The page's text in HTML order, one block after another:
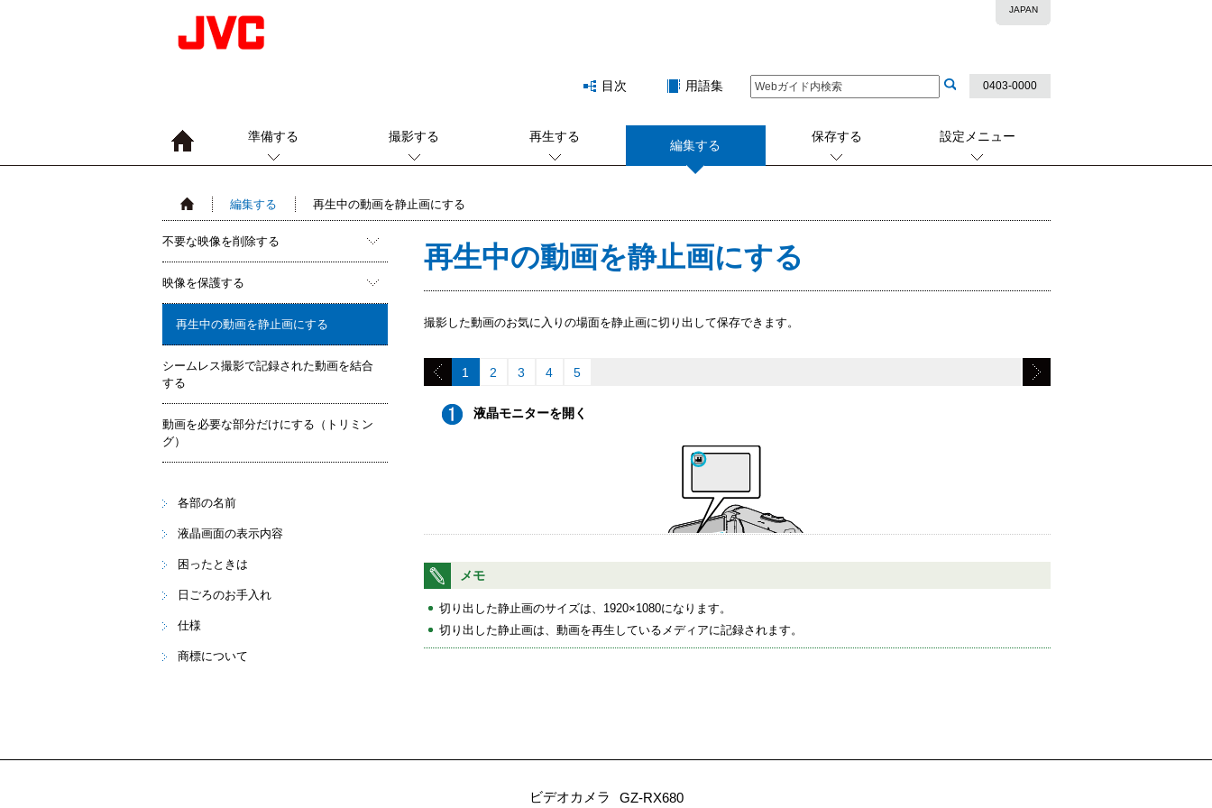
JAPAN
0403-0000
用語集
目次
準備する 撮影する 再生する
編集する
保存する 設定メニュー
編集する 再生中の動画を静止画にする
不要な映像を削除する
映像を保護する
再生中の動画を静止画にする
シームレス撮影で記録された動画を結合
する
動画を必要な部分だけにする（トリミン
グ）
各部の名前
液晶画面の表示内容
困ったときは
日ごろのお手入れ
仕様
商標について
再生中の動画を静止画にする
撮影した動画のお気に入りの場面を静止画に切り出して保存できます。
1 2 3 4 5
液晶モニターを開く
撮影モードが
になっているか確認します。
静止画モード
になっているときは、撮影画面の
さい。
動画モード
をタッチすると、撮影モードが切り換わります。
メモ
切り出した静止画のサイズは、1920×1080になります。
切り出した静止画は、動画を再生しているメディアに記録されます。
ビデオカメラ GZ-RX680